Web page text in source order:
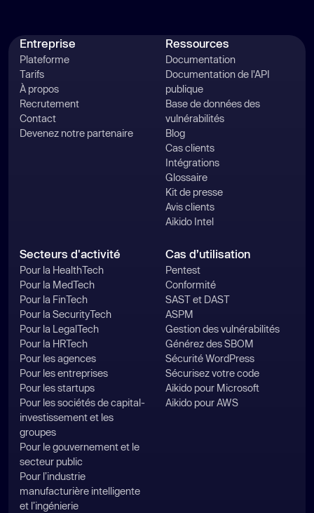
Entreprise
Plateforme
Tarifs
À propos
Recrutement
Contact
Devenez notre partenaire
Ressources
Documentation
Documentation de l'API
publique
Base de données des
vulnérabilités
Blog
Cas clients
Intégrations
Glossaire
Kit de presse
Avis clients
Aikido Intel
Secteurs d'activité
Pour la HealthTech
Pour la MedTech
Pour la FinTech
Pour la SecurityTech
Pour la LegalTech
Pour la HRTech
Pour les agences
Pour les entreprises
Pour les startups
Pour les sociétés de capital-
investissement et les
groupes
Pour le gouvernement et le
secteur public
Pour l’industrie
manufacturière intelligente
et l’ingénierie
Cas d’utilisation
Pentest
Conformité
SAST et DAST
ASPM
Gestion des vulnérabilités
Générez des SBOM
Sécurité WordPress
Sécurisez votre code
Aikido pour Microsoft
Aikido pour AWS